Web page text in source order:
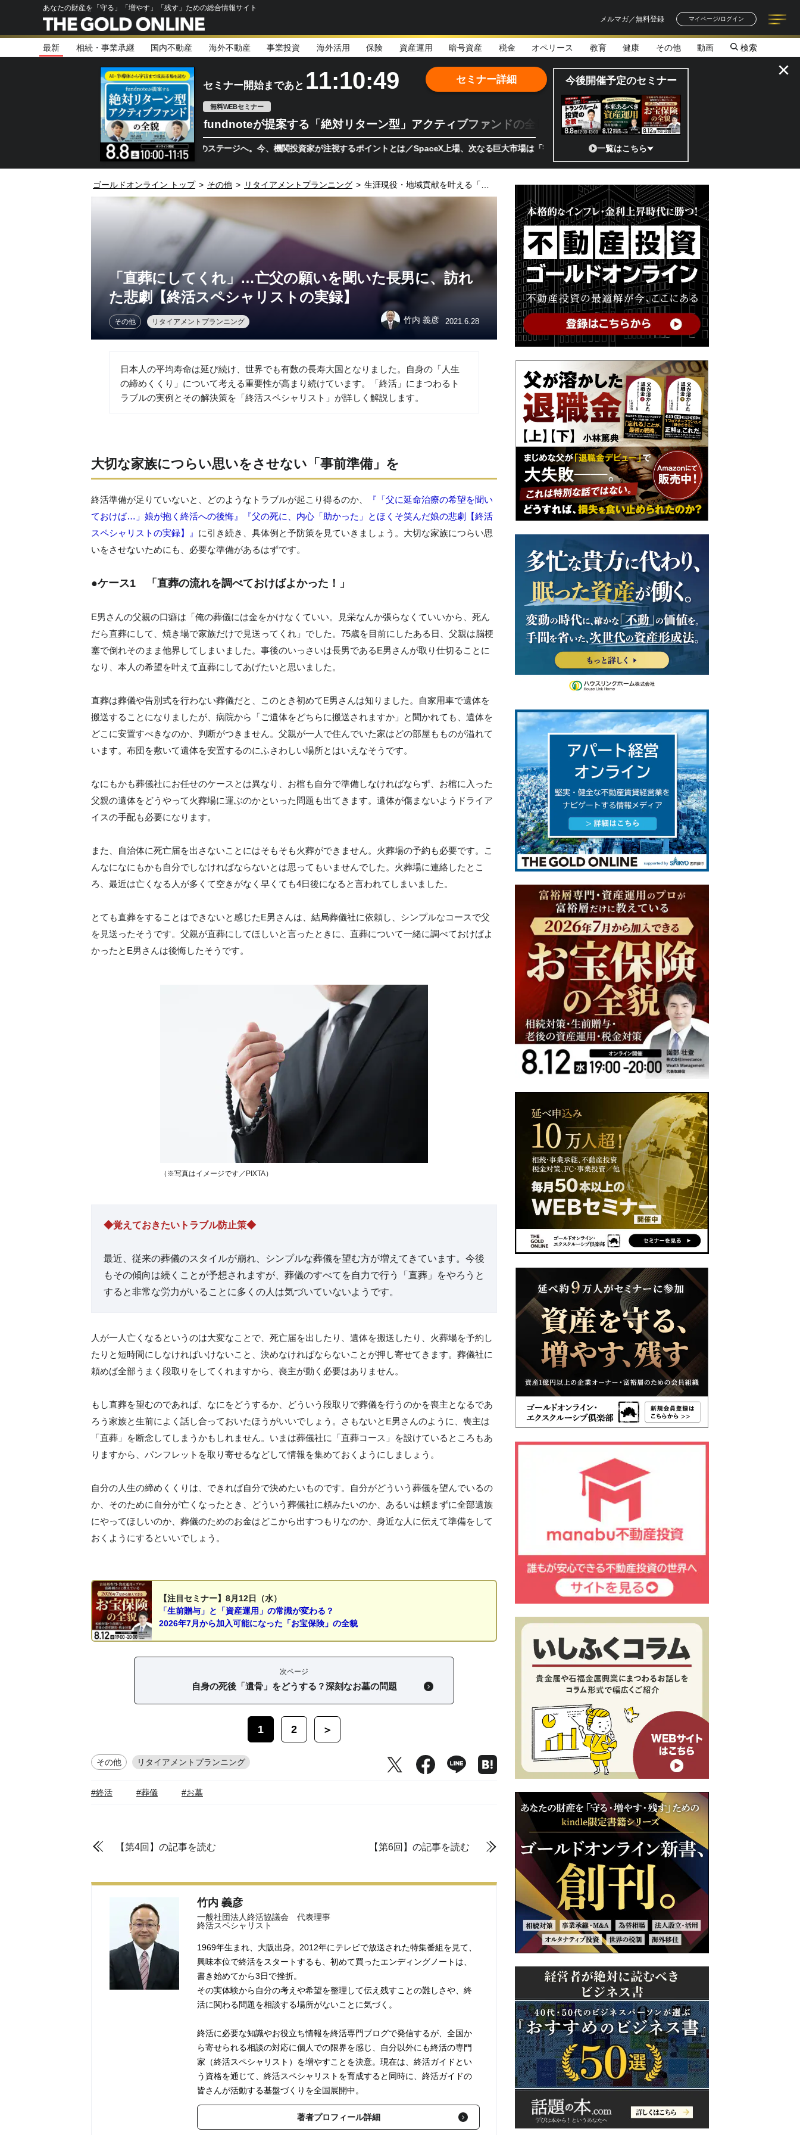
あなたの財産を「守る」「増やす」「残す」ための総合情報サイト
メルマガ／無料登録
マイページ/ログイン
記事一覧
著者一覧
最新 相続・事業承継 国内不動産 海外不動産 事業投資 海外活用 保険 資産運用 暗号資産 税金 オペリース 教育 健康 その他 動画 検索
セミナー開始まであと 11:10:47
無料WEBセミナー
fundnoteが提案する「絶対リターン型」アクティブファンドの全貌
半導体相場は次のステージへ。今、機関投資家が注視するポイントとは／SpaceX上場、次なる巨大市場は「宇宙!?」 日本の宇宙ベンチャーのココがスゴイ！／補助金から実需へ、知られ
セミナー詳細 今後開催予定のセミナー
一覧はこちら
×
ゴールドオンライン トップ > その他 > リタイアメントプランニング >
「直葬にしてくれ」…亡父の願いを聞いた長男に、訪れ
た悲劇【終活スペシャリストの実録】
その他 リタイアメントプランニング 竹内 義彦 2021.6.28
日本人の平均寿命は延び続け、世界でも有数の長寿大国となりました。自身の「人生
の締めくくり」について考える重要性が高まり続けています。「終活」にまつわるト
ラブルの実例とその解決策を「終活スペシャリスト」が詳しく解説します。
大切な家族につらい思いをさせない「事前準備」を
終活準備が足りていないと、どのようなトラブルが起こり得るのか、
『「父に延命治療の希望を聞い
ておけば…」娘が抱く終活への後悔』
『父の死に、内心「助かった」とほくそ笑んだ娘の悲劇【終活
スペシャリストの実録】』 に引き続き、具体例と予防策を見ていきましょう。大切な家族につらい思
いをさせないためにも、必要な準備があるはずです。
●ケース1 「直葬の流れを調べておけばよかった！」
E男さんの父親の口癖は「俺の葬儀には金をかけなくていい。見栄なんか張らなくていいから、死ん
だら直葬にして、焼き場で家族だけで見送ってくれ」でした。75歳を目前にしたある日、父親は脳梗
塞で倒れそのまま他界してしまいました。事後のいっさいは長男であるE男さんが取り仕切ることに
なり、本人の希望を叶えて直葬にしてあげたいと思いました。
直葬は葬儀や告別式を行わない葬儀だと、このとき初めてE男さんは知りました。自家用車で遺体を
搬送することになりましたが、病院から「ご遺体をどちらに搬送されますか」と聞かれても、遺体を
どこに安置すべきなのか、判断がつきません。父親が一人で住んでいた家はどの部屋もものが溢れて
います。布団を敷いて遺体を安置するのにふさわしい場所とはいえなそうです。
なにもかも葬儀社にお任せのケースとは異なり、お棺も自分で準備しなければならず、お棺に入った
父親の遺体をどうやって火葬場に運ぶのかといった問題も出てきます。遺体が傷まないようドライア
イスの手配も必要になります。
また、自治体に死亡届を出さないことにはそもそも火葬ができません。火葬場の予約も必要です。こ
んなになにもかも自分でしなければならないとは思ってもいませんでした。火葬場に連絡したとこ
ろ、最近は亡くなる人が多くて空きがなく早くても4日後になると言われてしまいました。
とても直葬をすることはできないと感じたE男さんは、結局葬儀社に依頼し、シンプルなコースで父
を見送ったそうです。父親が直葬にしてほしいと言ったときに、直葬について一緒に調べておけばよ
かったとE男さんは後悔したそうです。
（※写真はイメージです／PIXTA）
◆覚えておきたいトラブル防止策◆
最近、従来の葬儀のスタイルが崩れ、シンプルな葬儀を望む方が増えてきています。今後
もその傾向は続くことが予想されますが、葬儀のすべてを自力で行う「直葬」をやろうと
すると非常な労力がいることに多くの人は気づいていないようです。
人が一人亡くなるというのは大変なことで、死亡届を出したり、遺体を搬送したり、火葬場を予約し
たりと短時間にしなければいけないこと、決めなければならないことが押し寄せてきます。葬儀社に
頼めば全部うまく段取りをしてくれますから、喪主が動く必要はありません。
もし直葬を望むのであれば、なにをどうするか、どういう段取りで葬儀を行うのかを喪主となるであ
ろう家族と生前によく話し合っておいたほうがいいでしょう。さもないとE男さんのように、喪主は
「直葬」を断念してしまうかもしれません。いまは葬儀社に「直葬コース」を設けているところもあ
りますから、パンフレットを取り寄せるなどして情報を集めておくようにしましょう。
自分の人生の締めくくりは、できれば自分で決めたいものです。自分がどういう葬儀を望んでいるの
か、そのために自分が亡くなったとき、どういう葬儀社に頼みたいのか、あるいは頼まずに全部遺族
にやってほしいのか、葬儀のためのお金はどこから出すつもりなのか、身近な人に伝えて準備をして
おくようにするといいでしょう。
【注目セミナー】8月12日（水）
「生前贈与」と「資産運用」の常識が変わる？
2026年7月から加入可能になった「お宝保険」の全貌
次ページ
自身の死後「遺骨」をどうする？深刻なお墓の問題
1 2 ＞
その他 リタイアメントプランニング
#終活 #葬儀 #お墓
【第4回】の記事を読む 【第6回】の記事を読む
竹内 義彦
一般社団法人終活協議会 代表理事
終活スペシャリスト
1969年生まれ、大阪出身。2012年にテレビで放送された特集番組を見て、
興味本位で終活をスタートするも、初めて買ったエンディングノートは、
書き始めてから3日で挫折。
その実体験から自分の考えや希望を整理して伝え残すことの難しさや、終
活に関わる問題を相談する場所がないことに気づく。
終活に必要な知識やお役立ち情報を終活専門ブログで発信するが、全国か
ら寄せられる相談の対応に個人での限界を感じ、自分以外にも終活の専門
家（終活スペシャリスト）を増やすことを決意。現在は、終活ガイドとい
う資格を通じて、終活スペシャリストを育成すると同時に、終活ガイドの
皆さんが活動する基盤づくりを全国展開中。
著者プロフィール詳細